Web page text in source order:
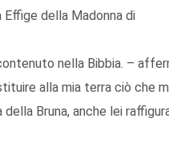
della Madonna di
nella Bibbia. –
alla mia terra ciò che
Bruna, anche lei